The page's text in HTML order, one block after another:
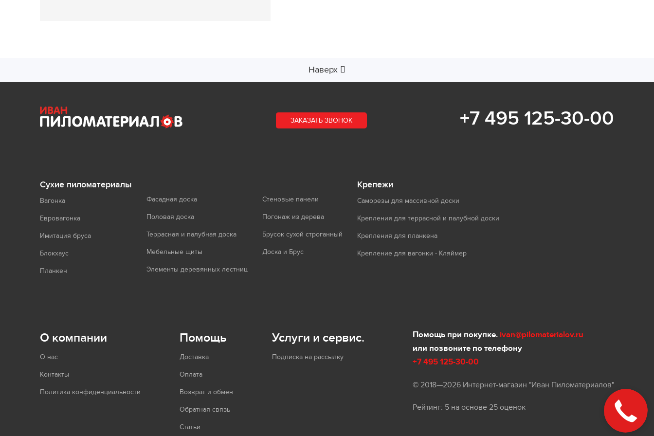
Наверх
ЗАКАЗАТЬ ЗВОНОК +7 495 125-30-00
Сухие пиломатериалы
Вагонка
Евровагонка
Имитация бруса
Блокхаус
Планкен
Фасадная доска
Половая доска
Террасная и палубная доска
Мебельные щиты
Элементы деревянных лестниц
Стеновые панели
Погонаж из дерева
Брусок сухой строганный
Доска и Брус
Крепежи
Саморезы для массивной доски
Крепления для террасной и палубной доски
Крепления для планкена
Крепление для вагонки - Кляймер
О компании
О нас
Контакты
Политика конфиденциальности
Помощь
Доставка
Оплата
Возврат и обмен
Обратная связь
Статьи
Услуги и сервис.
Подписка на рассылку
Помощь при покупке. ivan@pilomaterialov.ru
или позвоните по телефону
+7 495 125-30-00
© 2018—2026 Интернет-магазин "Иван Пиломатериалов"
Рейтинг: 5 на основе 25 оценок